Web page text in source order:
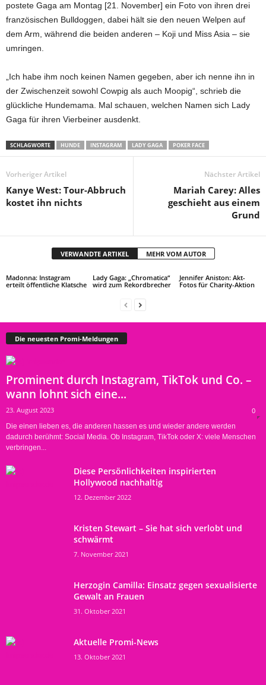
postete Gaga am Montag [21. November] ein Foto von ihren drei
französischen Bulldoggen, dabei hält sie den neuen Welpen auf
dem Arm, während die beiden anderen – Koji und Miss Asia – sie
umringen.
„Ich habe ihm noch keinen Namen gegeben, aber ich nenne ihn in
der Zwischenzeit sowohl Cowpig als auch Moopig“, schrieb die
glückliche Hundemama. Mal schauen, welchen Namen sich Lady
Gaga für ihren Vierbeiner ausdenkt.
SCHLAGWORTE HUNDE INSTAGRAM LADY GAGA POKER FACE
Vorheriger Artikel
Kanye West: Tour-Abbruch
kostet ihn nichts
Nächster Artikel
Mariah Carey: Alles
geschieht aus einem
Grund
VERWANDTE ARTIKEL MEHR VOM AUTOR
Madonna: Instagram
erteilt öffentliche Klatsche
Lady Gaga: „Chromatica“
wird zum Rekordbrecher
Jennifer Aniston: Akt-
Fotos für Charity-Aktion
Die neuesten Promi-Meldungen
Prominent durch Instagram, TikTok und Co. –
wann lohnt sich eine...
23. August 2023 0
Die einen lieben es, die anderen hassen es und wieder andere werden
dadurch berühmt: Social Media. Ob Instagram, TikTok oder X: viele Menschen
verbringen...
Diese Persönlichkeiten inspirierten
Hollywood nachhaltig
12. Dezember 2022
Kristen Stewart – Sie hat sich verlobt und
schwärmt
7. November 2021
Herzogin Camilla: Einsatz gegen sexualisierte
Gewalt an Frauen
31. Oktober 2021
Aktuelle Promi-News
13. Oktober 2021